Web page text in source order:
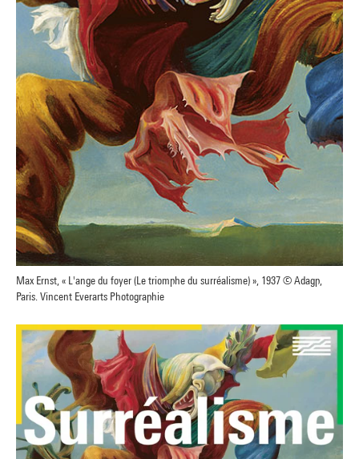
Max Ernst, « L'ange du foyer (Le triomphe du surréalisme) », 1937 © Adagp,
Paris. Vincent Everarts Photographie